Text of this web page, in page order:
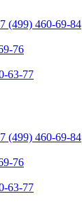
(499) 460-69-84
76
63-77
(499) 460-69-84
76
63-77